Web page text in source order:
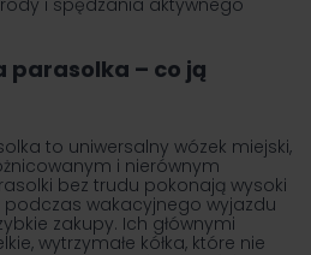
i spędzania aktywnego
parasolka – co ją
to uniwersalny wózek miejski,
i nierównym
bez trudu pokonają wysoki
podczas wakacyjnego wyjazdu
zakupy. Ich głównymi
wytrzymałe kółka, które nie